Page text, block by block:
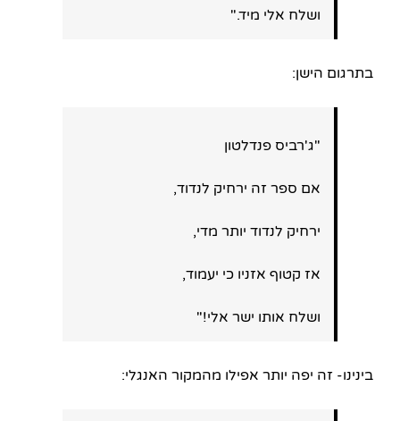
ושלח אלי מיד."
בתרגום הישן:
"ג'רביס פנדלטון
אם ספר זה ירחיק לנדוד,
ירחיק לנדוד יותר מדי,
אז קטוף אזניו כי יעמוד,
ושלח אותו ישר אלי!"
בינינו- זה יפה יותר אפילו מהמקור האנגלי: